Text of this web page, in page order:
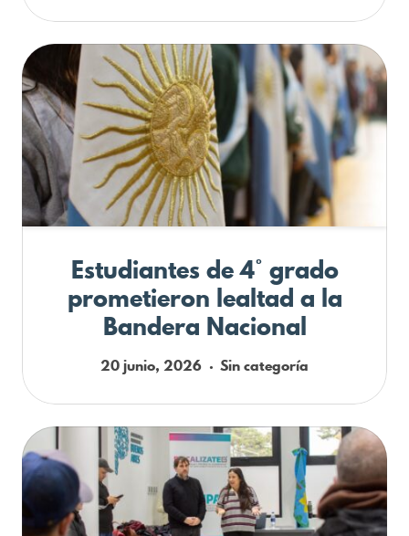
Estudiantes de 4° grado
prometieron lealtad a la
Bandera Nacional
20 junio, 2026 Sin categoría